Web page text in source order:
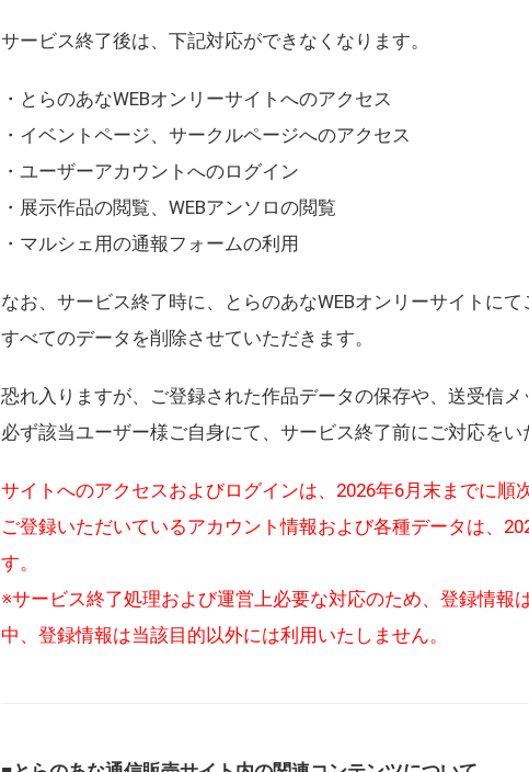
サービス終了後は、下記対応ができなくなります。
・とらのあなWEBオンリーサイトへのアクセス
・イベントページ、サークルページへのアクセス
・ユーザーアカウントへのログイン
・展示作品の閲覧、WEBアンソロの閲覧
・マルシェ用の通報フォームの利用
なお、サービス終了時に、とらのあなWEBオンリーサイトに
すべてのデータを削除させていただきます。
恐れ入りますが、ご登録された作品データの保存や、送受信
必ず該当ユーザー様ご自身にて、サービス終了前にご対応をい
サイトへのアクセスおよびログインは、2026年6月末までに順
ご登録いただいているアカウント情報および各種データは、
す。
※サービス終了処理および運営上必要な対応のため、登録情報
中、登録情報は当該目的以外には利用いたしません。